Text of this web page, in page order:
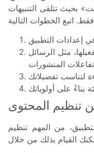
بحيث تتلقى التنبيهات
مثل الرسائل
تنظيم المحتوى
من المهم تنظيم